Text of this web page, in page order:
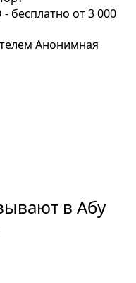
- бесплатно от 3 000
Анонимная
в Абу